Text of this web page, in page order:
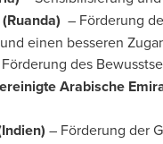
– Förderung
einen besseren
des
Arabische
– Förderung der